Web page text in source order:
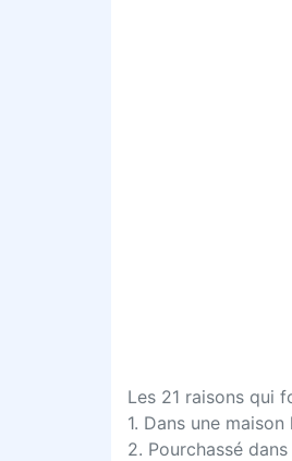
Les 21 raisons qui
1. Dans une
2. Pourchassé